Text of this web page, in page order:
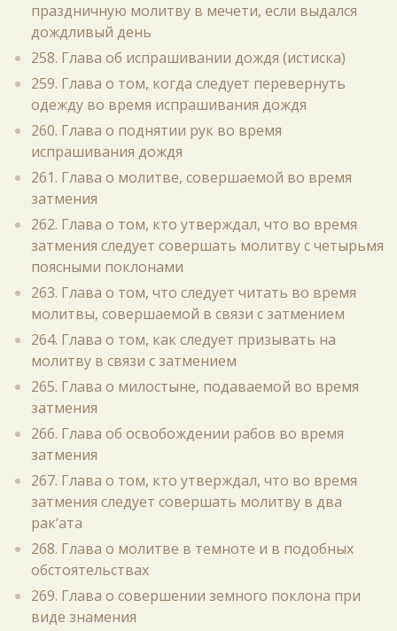
праздничную молитву в мечети, если выдался
дождливый день
258. Глава об испрашивании дождя (истиска)
259. Глава о том, когда следует перевернуть
одежду во время испрашивания дождя
260. Глава о поднятии рук во время
испрашивания дождя
261. Глава о молитве, совершаемой во время
затмения
262. Глава о том, кто утверждал, что во время
затмения следует совершать молитву с четырьмя
поясными поклонами
263. Глава о том, что следует читать во время
молитвы, совершаемой в связи с затмением
264. Глава о том, как следует призывать на
молитву в связи с затмением
265. Глава о милостыне, подаваемой во время
затмения
266. Глава об освобождении рабов во время
затмения
267. Глава о том, кто утверждал, что во время
затмения следует совершать молитву в два
рак‘ата
268. Глава о молитве в темноте и в подобных
обстоятельствах
269. Глава о совершении земного поклона при
виде знамения